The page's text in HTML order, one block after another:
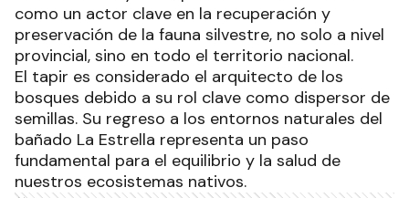
como un actor clave en la recuperación y
preservación de la fauna silvestre, no solo a nivel
provincial, sino en todo el territorio nacional.
El tapir es considerado el arquitecto de los
bosques debido a su rol clave como dispersor de
semillas. Su regreso a los entornos naturales del
bañado La Estrella representa un paso
fundamental para el equilibrio y la salud de
nuestros ecosistemas nativos.